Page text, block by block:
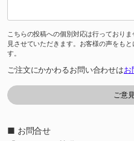
こちらの投稿への個別対応は行っており
見させていただきます。お客様の声をも
す。
ご注文にかかわるお問い合わせはお
■ お問合せ